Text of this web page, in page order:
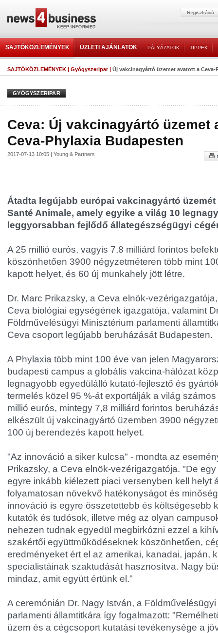
SAJTÓKÖZLEMÉNYEK ÜZLETI AJÁNLATOK PÁLYÁZATOK TIPPEK
SAJTÓKÖZLEMÉNYEK | Gyógyszeripar| Új vakcinagyártó üzemet avatott a Ceva-
GYÓGYSZERIPAR
Ceva: Új vakcinagyártó üzemet
Ceva-Phylaxia Budapesten
2017-07-13 10:05 | Young & Partners
Átadta legújabb európai vakcinagyártó
Santé Animale, amely egyike a világ 10
leggyorsabban fejlődő állategészségügyi
A 25 millió eurós, vagyis 7,8 milliárd forintos
köszönhetően 3900 négyzetméteren több mint
kapott helyet, és 60 új munkahely jött létre.
Dr. Marc Prikazsky, a Ceva elnök-
Ceva biológiai egységének igazgatója, valamint
Földművelésügyi Minisztérium parlamenti
Ceva csoport legújabb beruházását Budapesten.
A Phylaxia több mint 100 éve van jelen
budapesti campus a globális vakcina-hálózat
legnagyobb egyedülálló kutató-fejlesztő és
termelés közel 95 %-át exportálják a világ
millió eurós, mintegy 7,8 milliárd forintos
elkészült új vakcinagyártó üzemben 3900
100 új berendezés kapott helyet.
"Az innováció a siker kulcsa" - mondta az
Prikazsky, a Ceva elnök-vezérigazgatója. "De
egyre inkább kiélezett piaci versenyben kell helyt
folyamatosan növekvő hatékonyságot és
innováció is egyre összetettebb és költségesebb
kutatók és tudósok, illetve még az olyan
nehezen tudnak egyedül megbirkózni ezzel a
szakértői együttműködéseknek köszönhetően,
eredményeket ért el az amerikai, kanadai, japán,
specialistáinak szaktudását hasznosítva. Nagy
mindaz, amit együtt értünk el."
A ceremónián Dr. Nagy István, a
parlamenti államtitkára így fogalmazott:
üzem és a cégcsoport kutatási tevékenysége a